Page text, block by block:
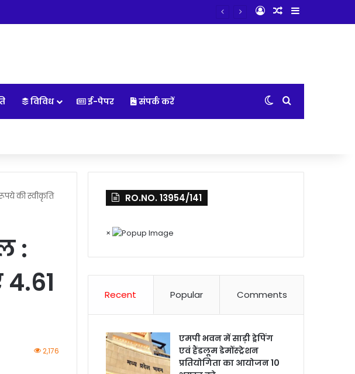
निजी सेंटर पर होगी मुफ्त सोनोग्राफी Log In Random Article
विविध ई-पेपर संपर्क करें Switch skin
Search for
की स्वीकृति
:
2,176
RO.NO. 13954/141
×
Recent Popular Comments
एमपी भवन में साड़ी ड्रेपिंग
एवं हैंडलूम डेमोंस्ट्रेशन
प्रतियोगिता का आयोजन 10